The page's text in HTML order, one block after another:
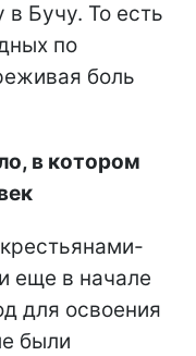
в Бучу. То есть
по
боль
в котором
еще в начале
для освоения
были